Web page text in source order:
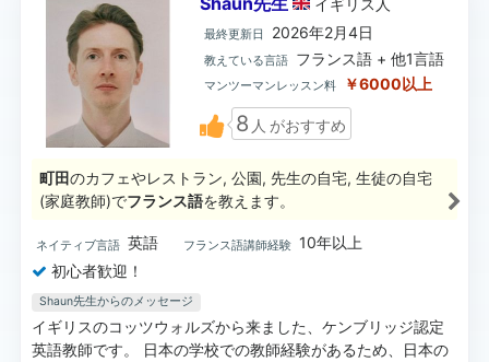
イギリス 人
最終更新日 2026年2月4日
教えている言語 フランス語 + 他1言語
マンツーマンレッスン料 ￥6000以上
8 人 がおすすめ
町田のカフェやレストラン, 公園, 先生の自宅, 生徒の自宅
(家庭教師)でフランス語を教えます。
ネイティブ言語 英語 フランス語講師経験 10年以上
初心者歓迎！
Shaun先生からのメッセージ
イギリスのコッツウォルズから来ました、ケンブリッジ認定
英語教師です。 日本の学校での教師経験があるため、日本の